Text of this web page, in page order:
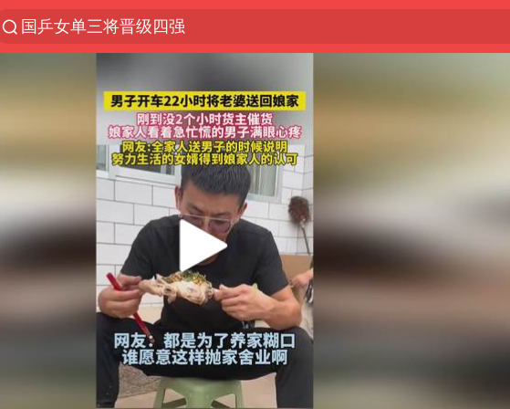
国乒女单三将晋级四强
马克·艾伦退出斯诺克中国公开赛
新疆优化调整景区内自驾服务费
央视新主播李秋莹孙亚鹏亮相
商场现钱学森巨幅海报 负责人回应
情侣平潭拍日出坠崖1死1伤
36岁男演员成景区NPC后人气爆棚
全民健身事业高质量发展
台当局重金为“台独”织“皇帝新衣”
几元成本的AI广告导致千万市值蒸发